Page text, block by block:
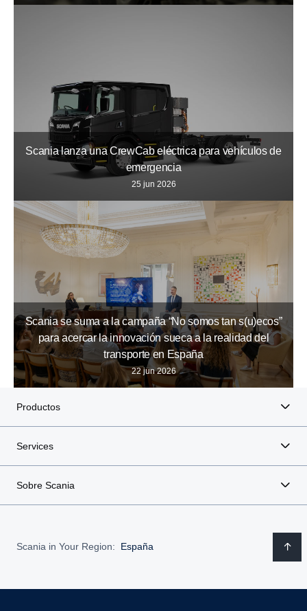
Scania lanza una CrewCab eléctrica para vehículos de
emergencia
25 jun 2026
Scania se suma a la campaña “No somos tan s(u)ecos”
para acercar la innovación sueca a la realidad del
transporte en España
22 jun 2026
Productos
Services
Sobre Scania
Scania in Your Region: España